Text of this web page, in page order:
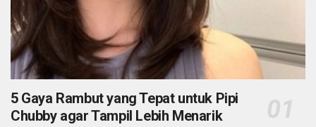
5 Gaya Rambut yang Tepat untuk Pipi
Chubby agar Tampil Lebih Menarik